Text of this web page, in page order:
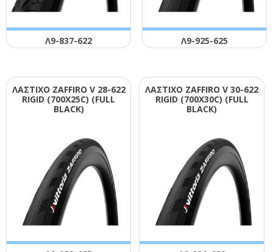
Λ9-837-622 Λ9-925-625
ΛΑΣΤΙΧΟ ΖΑFFΙRΟ V 28-622
RΙGΙD (700Χ25C) (FULL
ΒLΑCΚ)
ΛΑΣΤΙΧΟ ΖΑFFΙRΟ V 30-622
RΙGΙD (700Χ30C) (FULL
ΒLΑCΚ)